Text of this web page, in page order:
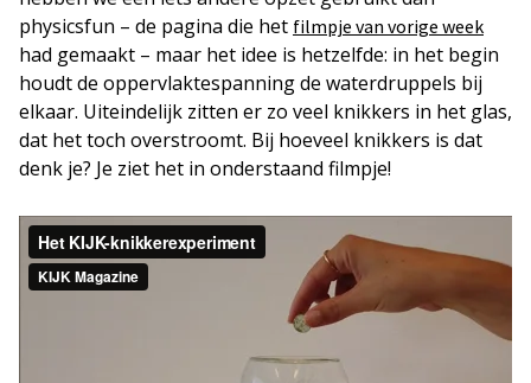
physicsfun – de pagina die het filmpje van vorige week
had gemaakt – maar het idee is hetzelfde: in het begin
houdt de oppervlaktespanning de waterdruppels bij
elkaar. Uiteindelijk zitten er zo veel knikkers in het glas,
dat het toch overstroomt. Bij hoeveel knikkers is dat
denk je? Je ziet het in onderstaand filmpje!